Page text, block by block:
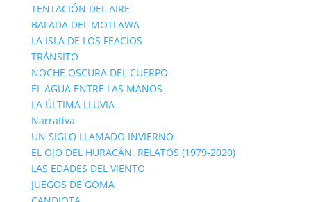
TENTACIÓN DEL AIRE
BALADA DEL MOTLAWA
LA ISLA DE LOS FEACIOS
TRÁNSITO
NOCHE OSCURA DEL CUERPO
EL AGUA ENTRE LAS MANOS
LA ÚLTIMA LLUVIA
Narrativa
UN SIGLO LLAMADO INVIERNO
EL OJO DEL HURACÁN. RELATOS (1979-2020)
LAS EDADES DEL VIENTO
JUEGOS DE GOMA